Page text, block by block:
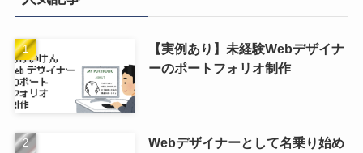
【実例あり】未経験Webデザイナ
ーのポートフォリオ制作
Webデザイナーとして名乗り始め